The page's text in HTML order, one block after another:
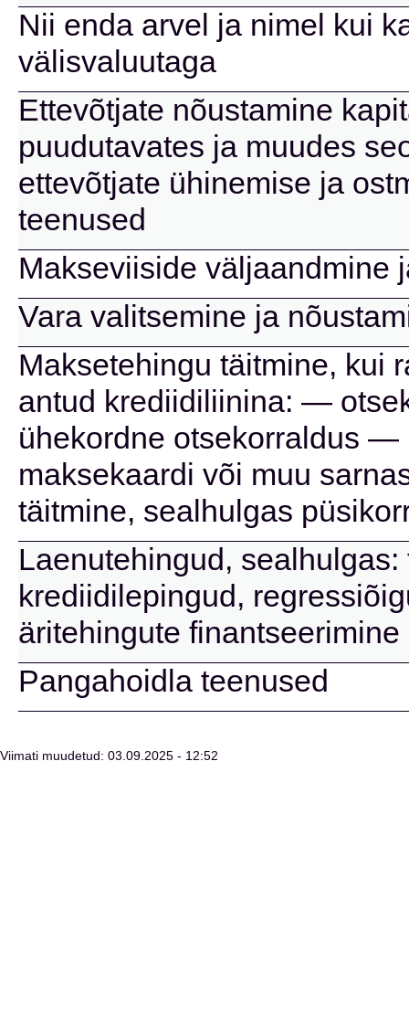
Nii enda arvel ja nimel kui
välisvaluutaga
Ettevõtjate nõustamine
puudutavates ja muudes
ettevõtjate ühinemise ja
teenused
Makseviiside väljaandmine
Vara valitsemine ja
Maksetehingu täitmine, kui
antud krediidiliinina: —
ühekordne otsekorraldus —
maksekaardi või muu
täitmine, sealhulgas
Laenutehingud,
krediidilepingud,
äritehingute
Pangahoidla teenused
Viimati muudetud: 03.09.2025 - 12:52